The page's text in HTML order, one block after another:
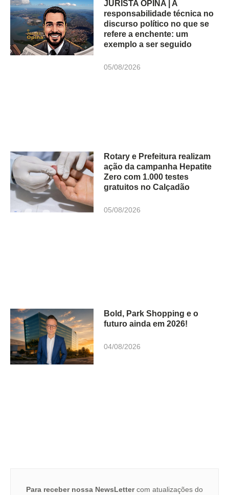
JURISTA OPINA | A
responsabilidade técnica no
discurso político no que se
refere a enchente: um
exemplo a ser seguido
05/08/2026
Rotary e Prefeitura realizam
ação da campanha Hepatite
Zero com 1.000 testes
gratuitos no Calçadão
05/08/2026
Bold, Park Shopping e o
futuro ainda em 2026!
04/08/2026
Para receber nossa NewsLettercom atualizações do